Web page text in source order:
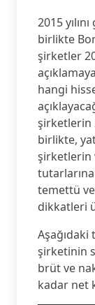
2015
birlikte
şirketler
hangi
şirketlerin
birlikte,
şirketlerin
temettü
dikkatleri
Aşağıdaki
şirketinin
brüt ve
kadar net